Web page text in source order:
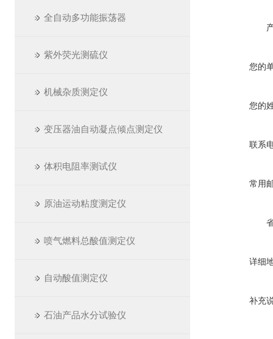
全自动多功能振荡器
紫外荧光测硫仪
机械杂质测定仪
变压器油自动凝点倾点测定仪
体积电阻率测试仪
原油运动粘度测定仪
喷气燃料总酸值测定仪
自动酸值测定仪
石油产品水分试验仪
您的
您的
联系
常用
详细
补充